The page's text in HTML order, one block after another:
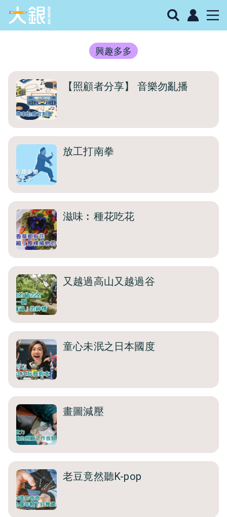
興趣多多
【照顧者分享】 音樂勿亂播
放工打南拳
滋味︰種花吃花
又越過高山又越過谷
童心未泯之日本國度
畫圖減壓
老豆竟然聽K-pop